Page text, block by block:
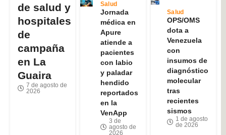
de salud y
hospitales
de
campaña
en La
Guaira
7 de agosto de
2026
Salud
Jornada
médica en
Apure
atiende a
pacientes
con labio
y paladar
hendido
reportados
en la
VenApp
3 de
agosto de
2026
Salud
OPS/OMS
dota a
Venezuela
con
insumos de
diagnóstico
molecular
tras
recientes
sismos
1 de agosto
de 2026